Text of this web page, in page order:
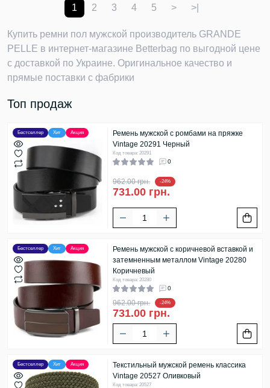
1 2 3 4 5 > >|
Купить ремни пол мужской производитель GRANDE
PELLE в интернет-магазине Betterbag по выгодной цене
с доставкой по Украине. Оригинальное качество и
прямые поставки с фабрики
Топ продаж
Бестселлер Хит Акция
Ремень мужской с ромбами на пряжке
Vintage 20291 Черный
Код товара: 20291
0
962.00 грн. -24%
731.00 грн.
Бестселлер Хит Акция
Ремень мужской с коричневой вставкой и
затемненным металлом Vintage 20280
Коричневый
Код товара: 20280
0
962.00 грн. -24%
731.00 грн.
Бестселлер Хит Акция
Текстильный мужской ремень классика
Vintage 20527 Оливковый
Код товара: 20527